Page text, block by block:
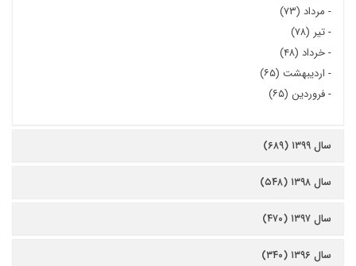
- مرداد (۷۳)
-تیر (۷۸)
-خرداد (۴۸)
- اردیبهشت (۶۵)
-فروردین (۶۵)
سال ۱۳۹۹ (۶۸۹)
سال ۱۳۹۸ (۵۴۸)
سال ۱۳۹۷ (۴۷۰)
سال ۱۳۹۶ (۳۴۰)